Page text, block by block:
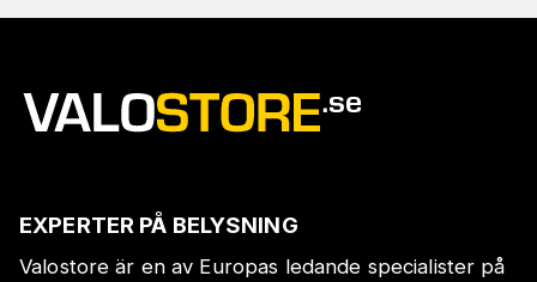
EXPERTER PÅ BELYSNING
Valostore är en av Europas ledande specialister på